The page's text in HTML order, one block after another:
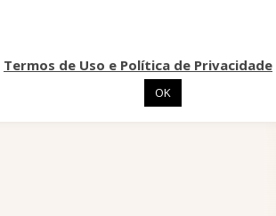
Termos de Uso e Política de Privacidade
OK